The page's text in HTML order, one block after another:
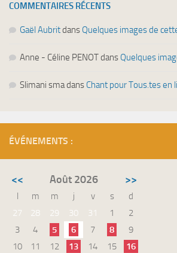
COMMENTAIRES RÉCENTS
Gaël Aubritdans Quelques images de
Anne - Céline PENOTdans Quelques
Slimani smadans Chant pour Tous.tes en
ÉVÉNEMENTS :
<< Août 2026 >>
l m m j v s
d
27
28 29 30 31 1
2
3
4 5 6 7 8
9
10
11 12 13 14 15
16